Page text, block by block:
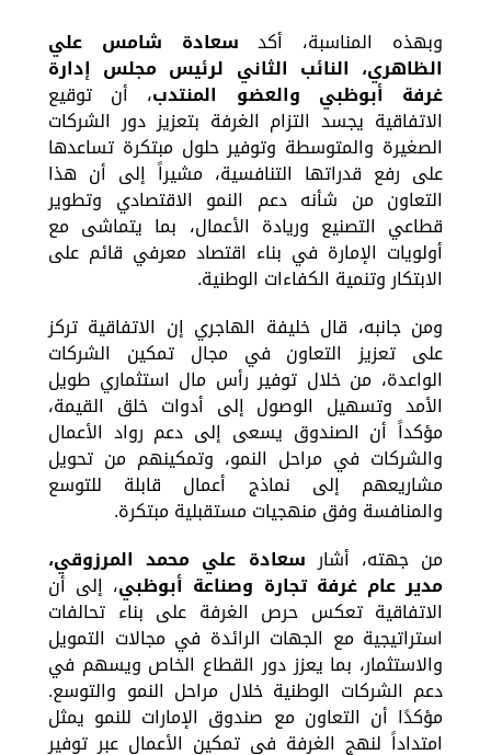
وبهذه المناسبة، أكدسعادة شامس علي
الظاهري، النائب الثاني لرئيس مجلس إدارة
غرفة أبوظبي والعضو المنتدب، أن توقيع
الاتفاقية يجسد التزام الغرفة بتعزيز دور الشركات
الصغيرة والمتوسطة وتوفير حلول مبتكرة تساعدها
على رفع قدراتها التنافسية، مشيراً إلى أن هذا
التعاون من شأنه دعم النمو الاقتصادي وتطوير
قطاعي التصنيع وريادة الأعمال، بما يتماشى مع
أولويات الإمارة في بناء اقتصاد معرفي قائم على
الابتكار وتنمية الكفاءات الوطنية.
ومن جانبه، قال خليفة الهاجري إن الاتفاقية تركز
على تعزيز التعاون في مجال تمكين الشركات
الواعدة، من خلال توفير رأس مال استثماري طويل
الأمد وتسهيل الوصول إلى أدوات خلق القيمة،
مؤكداً أن الصندوق يسعى إلى دعم رواد الأعمال
والشركات في مراحل النمو، وتمكينهم من تحويل
مشاريعهم إلى نماذج أعمال قابلة للتوسع
والمنافسة وفق منهجيات مستقبلية مبتكرة.
من جهته، أشار سعادة علي محمد المرزوقي،
مدير عام غرفة تجارة وصناعة أبوظبي، إلى أن
الاتفاقية تعكس حرص الغرفة على بناء تحالفات
استراتيجية مع الجهات الرائدة في مجالات التمويل
والاستثمار، بما يعزز دور القطاع الخاص ويسهم في
دعم الشركات الوطنية خلال مراحل النمو والتوسع.
مؤكدًا أن التعاون مع صندوق الإمارات للنمو يمثل
امتداداً لنهج الغرفة في تمكين الأعمال عبر توفير